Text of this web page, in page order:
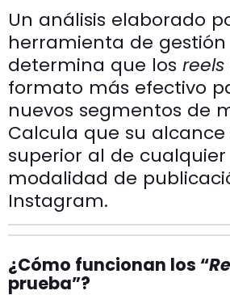
Un análisis elaborado
herramienta de gestión
determina que los reels
formato más efectivo
nuevos segmentos de
Calcula que su alcance
superior al de
modalidad de
Instagram.
¿Cómo funcionan los “
prueba”?